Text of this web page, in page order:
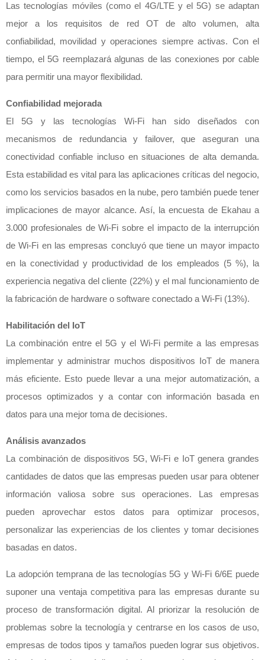
Las tecnologías móviles (como el 4G/LTE y el 5G) se adaptan
mejor a los requisitos de red OT de alto volumen, alta
confiabilidad, movilidad y operaciones siempre activas. Con el
tiempo, el 5G reemplazará algunas de las conexiones por cable
para permitir una mayor flexibilidad.
Confiabilidad mejorada
El 5G y las tecnologías Wi-Fi han sido diseñados con
mecanismos de redundancia y failover, que aseguran una
conectividad confiable incluso en situaciones de alta demanda.
Esta estabilidad es vital para las aplicaciones críticas del negocio,
como los servicios basados en la nube, pero también puede tener
implicaciones de mayor alcance. Así, la encuesta de Ekahau a
3.000 profesionales de Wi-Fi sobre el impacto de la interrupción
de Wi-Fi en las empresas concluyó que tiene un mayor impacto
en la conectividad y productividad de los empleados (5 %), la
experiencia negativa del cliente (22%) y el mal funcionamiento de
la fabricación de hardware o software conectado a Wi-Fi (13%).
Habilitación del IoT
La combinación entre el 5G y el Wi-Fi permite a las empresas
implementar y administrar muchos dispositivos IoT de manera
más eficiente. Esto puede llevar a una mejor automatización, a
procesos optimizados y a contar con información basada en
datos para una mejor toma de decisiones.
Análisis avanzados
La combinación de dispositivos 5G, Wi-Fi e IoT genera grandes
cantidades de datos que las empresas pueden usar para obtener
información valiosa sobre sus operaciones. Las empresas
pueden aprovechar estos datos para optimizar procesos,
personalizar las experiencias de los clientes y tomar decisiones
basadas en datos.
La adopción temprana de las tecnologías 5G y Wi-Fi 6/6E puede
suponer una ventaja competitiva para las empresas durante su
proceso de transformación digital. Al priorizar la resolución de
problemas sobre la tecnología y centrarse en los casos de uso,
empresas de todos tipos y tamaños pueden lograr sus objetivos.